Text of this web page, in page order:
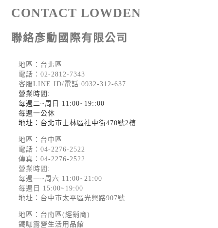
CONTACT LOWDEN
聯絡彥勳國際有限公司
地區：台北區
電話： 02-2812-7343
客服LINE ID/電話:0932-312-637
營業時間:
每週二~周日 11:00~19::00
每週一公休
地址：台北市士林區社中街470號2樓
地區：台中區
電話： 04-2276-2522
傳真：04-2276-2522
營業時間:
每週一~周六 11:00~21:00
每週日 15:00~19:00
地址：台中市太平區光興路907號
地區：台南區(經銷商)
鐵咖露營生活用品館